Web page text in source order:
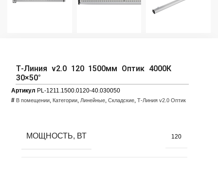
Т-Линия v2.0 120 1500мм Оптик 4000К
30×50°
Артикул PL-1211.1500.0120-40.030050
# В помещении, Категории, Линейные, Складские, Т-Линия v2.0 Оптик
МОЩНОСТЬ, ВТ 120